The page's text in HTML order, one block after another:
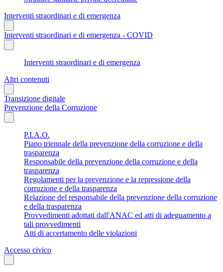
Interventi straordinari e di emergenza
Interventi straordinari e di emergenza - COVID
Interventi straordinari e di emergenza
Altri contenuti
Transizione digitale
Prevenzione della Corruzione
P.I.A.O.
Piano triennale della prevenzione della corruzione e della
trasparenza
Responsabile della prevenzione della corruzione e della
trasparenza
Regolamenti per la prevenzione e la repressione della
corruzione e della trasparenza
Relazione del responsabile della prevenzione della corruzione
e della trasparenza
Provvedimenti adottati dall'ANAC ed atti di adeguamento a
tali provvedimenti
Atti di accertamento delle violazioni
Accesso civico